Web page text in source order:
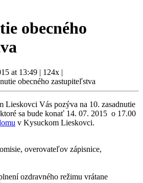
obecného
at 13:49 | 124x |
Lieskovci Vás pozýva na 10. zasadnutie
sa bude konať 14. 07. 2015 o 17.00
v Kysuckom Lieskovci.
overovateľov zápisnice,
ozdravného režimu vrátane